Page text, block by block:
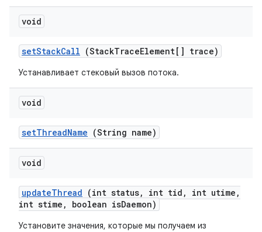
void
setStackCall (StackTraceElement[] trace)
Устанавливает стековый вызов потока.
void
setThreadName (String name)
void
updateThread (int status, int tid , int utime ,
int stime , boolean isDaemon)
Установите значения, которые мы получаем из